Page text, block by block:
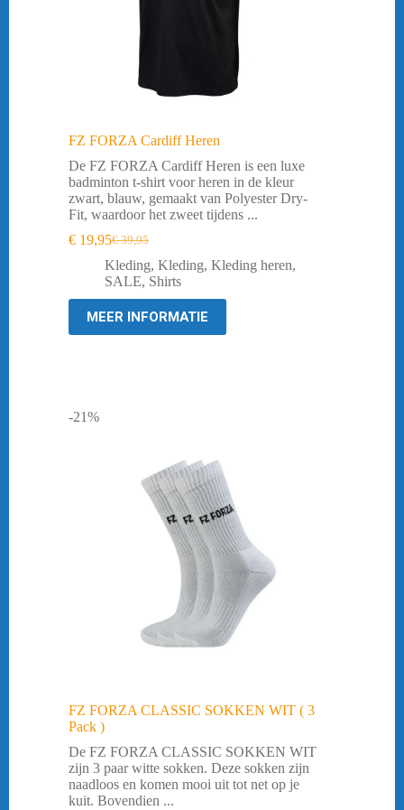
FZ FORZA Cardiff Heren
De FZ FORZA Cardiff Heren is een luxe
badminton t-shirt voor heren in de kleur
zwart, blauw, gemaakt van Polyester Dry-
Fit, waardoor het zweet tijdens ...
€39,95
Oorspronkelijke
prijs
was:
€ 39,95.
€ 19,95Huidige
prijs
is:
€ 19,95.
Kleding, Kleding, Kleding heren,
SALE, Shirts
MEER INFORMATIE
-21%
FZ FORZA CLASSIC SOKKEN WIT ( 3
Pack )
De FZ FORZA CLASSIC SOKKEN WIT
zijn 3 paar witte sokken. Deze sokken zijn
naadloos en komen mooi uit tot net op je
kuit. Bovendien ...